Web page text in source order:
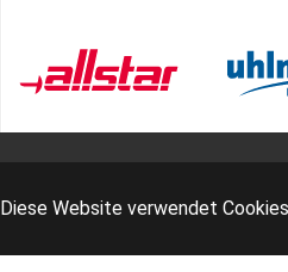
Diese Website verwendet